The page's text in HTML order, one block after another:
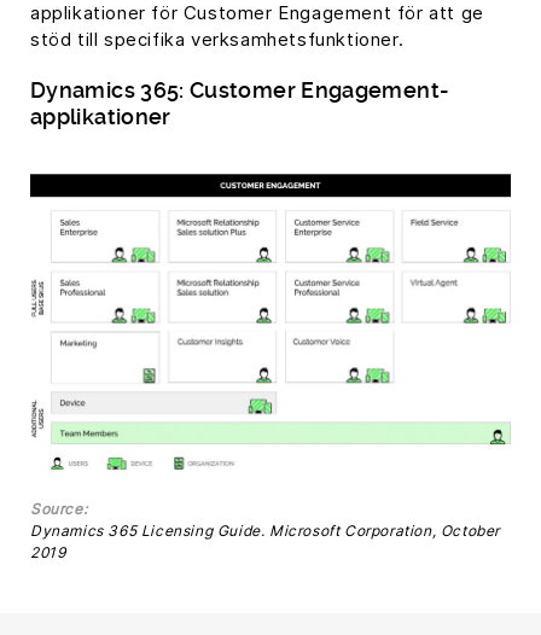
applikationer för Customer Engagement för att ge
stöd till specifika verksamhetsfunktioner.
Dynamics 365: Customer Engagement-
applikationer
Source:
Dynamics 365 Licensing Guide. Microsoft Corporation, October
2019